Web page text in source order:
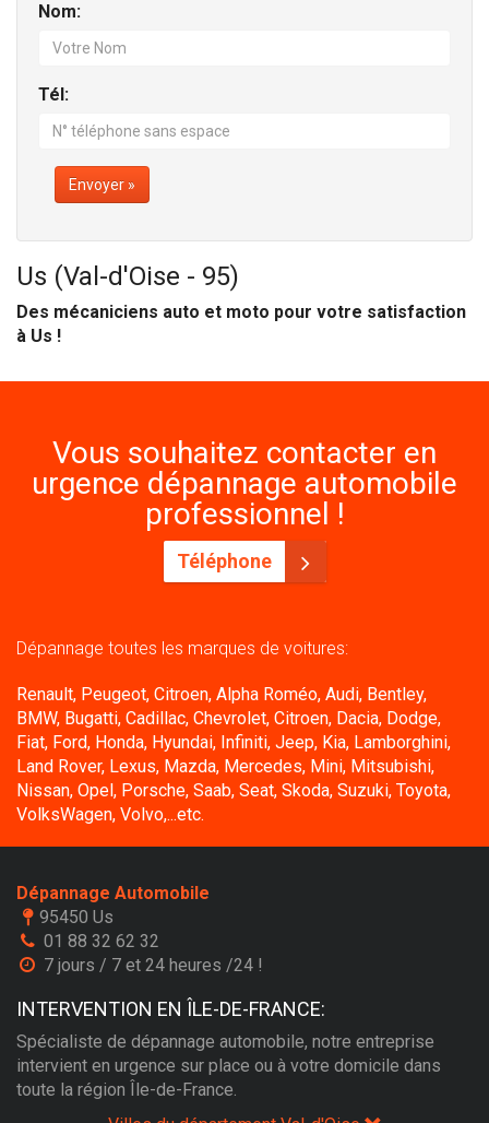
Nom:
Tél:
Envoyer »
Us (Val-d'Oise - 95)
Des mécaniciens auto et moto pour votre satisfaction
à Us !
Vous souhaitez contacter en
urgence dépannage automobile
professionnel !
Téléphone
Dépannage toutes les marques de voitures:
Renault, Peugeot, Citroen, Alpha Roméo, Audi, Bentley,
BMW, Bugatti, Cadillac, Chevrolet, Citroen, Dacia, Dodge,
Fiat, Ford, Honda, Hyundai, Infiniti, Jeep, Kia, Lamborghini,
Land Rover, Lexus, Mazda, Mercedes, Mini, Mitsubishi,
Nissan, Opel, Porsche, Saab, Seat, Skoda, Suzuki, Toyota,
VolksWagen, Volvo,...etc.
Dépannage Automobile
95450 Us
01 88 32 62 32
7 jours / 7 et 24 heures /24 !
INTERVENTION EN ÎLE-DE-FRANCE:
Spécialiste de dépannage automobile, notre entreprise
intervient en urgence sur place ou à votre domicile dans
toute la région Île-de-France.